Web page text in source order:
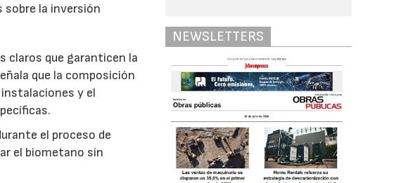
la inversión
claros que garanticen la
que la composición
y el
el proceso de
el biometano sin
NEWSLETTERS